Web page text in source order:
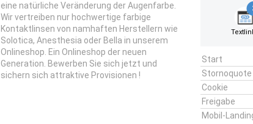
eine natürliche Veränderung der Augenfarbe.
Wir vertreiben nur hochwertige farbige
Kontaktlinsen von namhaften Herstellern wie
Solotica, Anesthesia oder Bella in unserem
Onlineshop. Ein Onlineshop der neuen
Generation. Bewerben Sie sich jetzt und
sichern sich attraktive Provisionen !
Start
Stornoquote
Cookie
Freigabe
Mobil-